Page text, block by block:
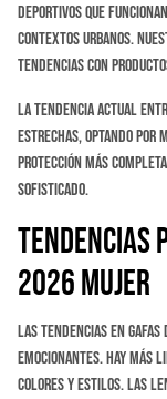
deportivos que
contextos urbanos.
tendencias con
La tendencia actual
estrechas, optando por
protección más
sofisticado.
Tendencias
2026 Mujer
Las tendencias en gafas
emocionantes. Hay más
colores y estilos. Las